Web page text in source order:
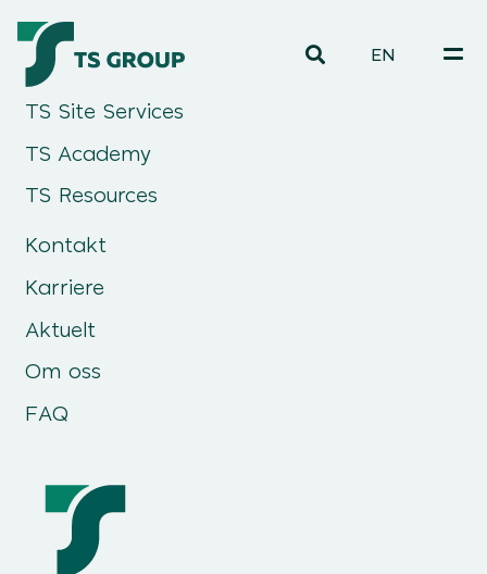
EN
TS Site Services
TS Academy
TS Resources
Kontakt
Karriere
Aktuelt
Om oss
FAQ